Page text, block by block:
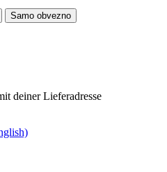
Samo obvezno
deiner Lieferadresse